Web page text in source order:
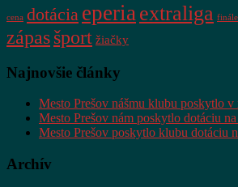
cena dotácia eperiaextraliga finále
zápasšport žiačky
Najnovšie články
Mesto Prešov nášmu klubu poskytlo
Mesto Prešov nám poskytlo dotáciu
Mesto Prešov poskytlo klubu dotáciu
Archív